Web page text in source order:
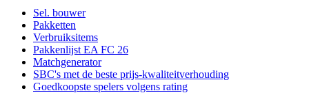
Sel. bouwer
Pakketten
Verbruiksitems
Pakkenlijst EA FC 26
Matchgenerator
SBC's met de beste prijs-kwaliteitverhouding
Goedkoopste spelers volgens rating